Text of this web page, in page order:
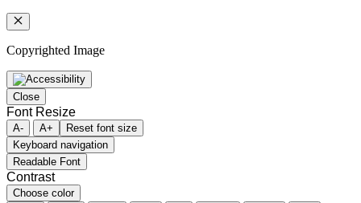
Schließen
Copyrighted Image
Close
Font Resize
A- A+
Reset font size
Keyboard navigation
Readable Font
Contrast
Choose color